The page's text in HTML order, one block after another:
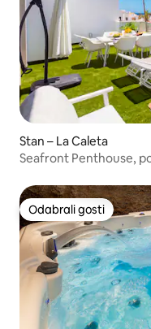
Stan – La Caleta
Seafront Penthouse,
Odabrali gosti
Odabrali gosti